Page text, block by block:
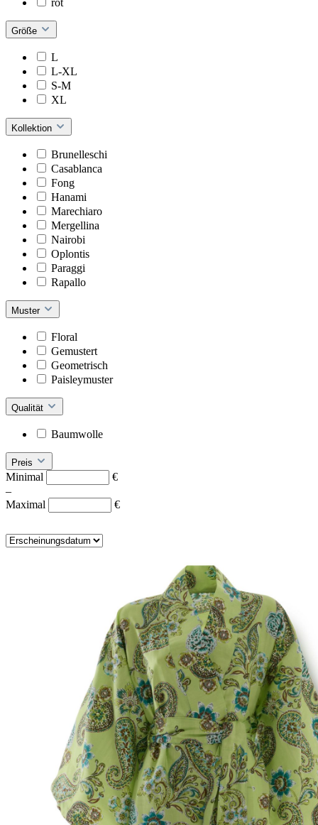
rot
Größe
L
L-XL
S-M
XL
Kollektion
Brunelleschi
Casablanca
Fong
Hanami
Marechiaro
Mergellina
Nairobi
Oplontis
Paraggi
Rapallo
Muster
Floral
Gemustert
Geometrisch
Paisleymuster
Qualität
Baumwolle
Preis
Minimal
€
–
Maximal
€